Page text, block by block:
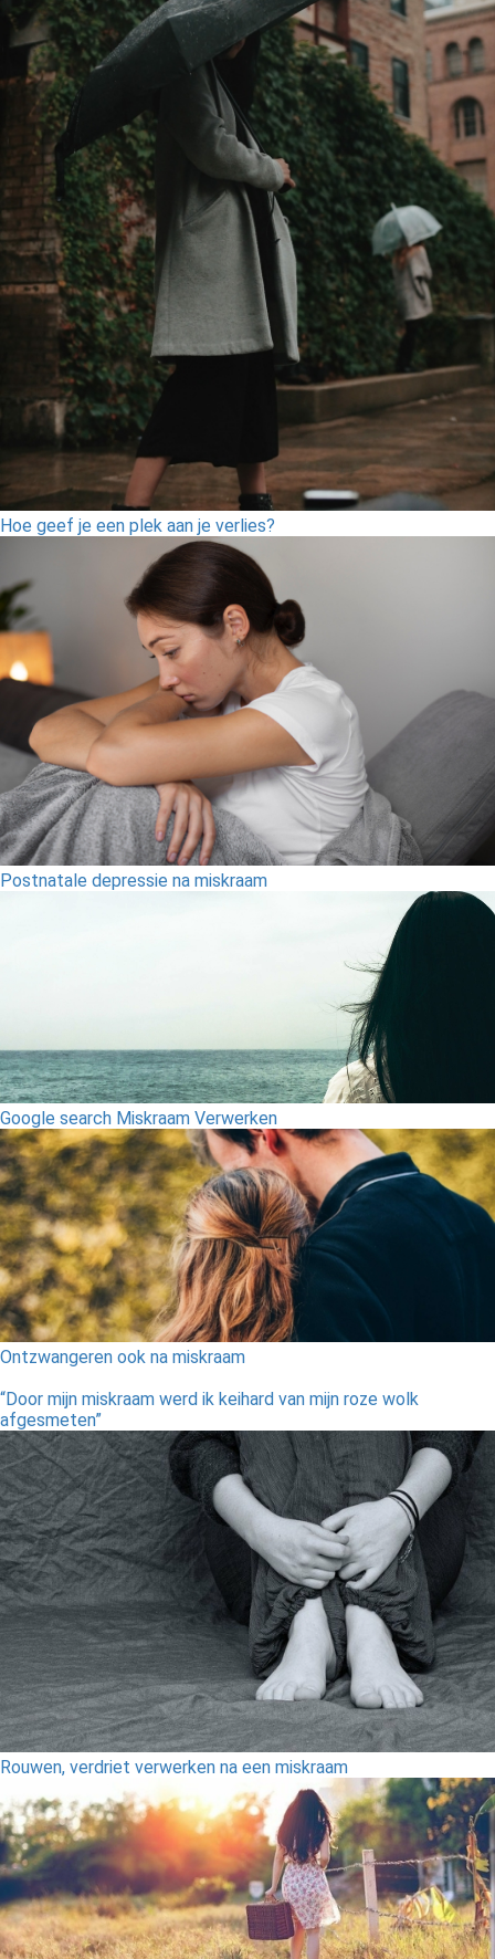
Hoe geef je een plek aan je verlies?
Postnatale depressie na miskraam
Google search Miskraam Verwerken
Ontzwangeren ook na miskraam
“Door mijn miskraam werd ik keihard van mijn roze wolk
afgesmeten”
Rouwen, verdriet verwerken na een miskraam